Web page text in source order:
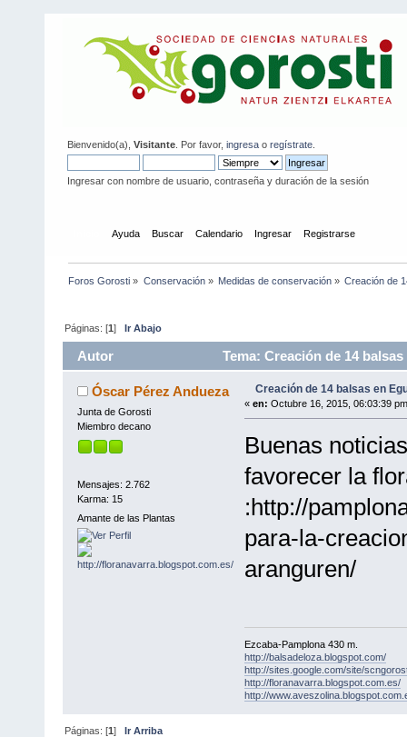
Bienvenido(a), Visitante . Por favor, ingresa o regístrate
Ingresar con nombre de usuario, contraseña y duración de la sesión
Ayuda Buscar Calendario Ingresar Registrarse
Foros Gorosti » Conservación» Medidas de conservación» Creación de
Páginas: [1]Ir Abajo
Autor Tema: Creación de 14
Óscar Pérez Andueza
Junta de Gorosti
Miembro decano
Mensajes: 2.762
Karma: 15
Amante de las Plantas
Creación de 14 balsas en
« en: Octubre 16, 2015, 06:03:39
Buenas
favorecer la
:http://
para-la-
aranguren/
Ezcaba-Pamplona 430 m.
http://balsadeloza.blogspot.com/
http://sites.google.com/site/
http://floranavarra.blogspot.com.es/
http://
Páginas: [1]Ir Arriba